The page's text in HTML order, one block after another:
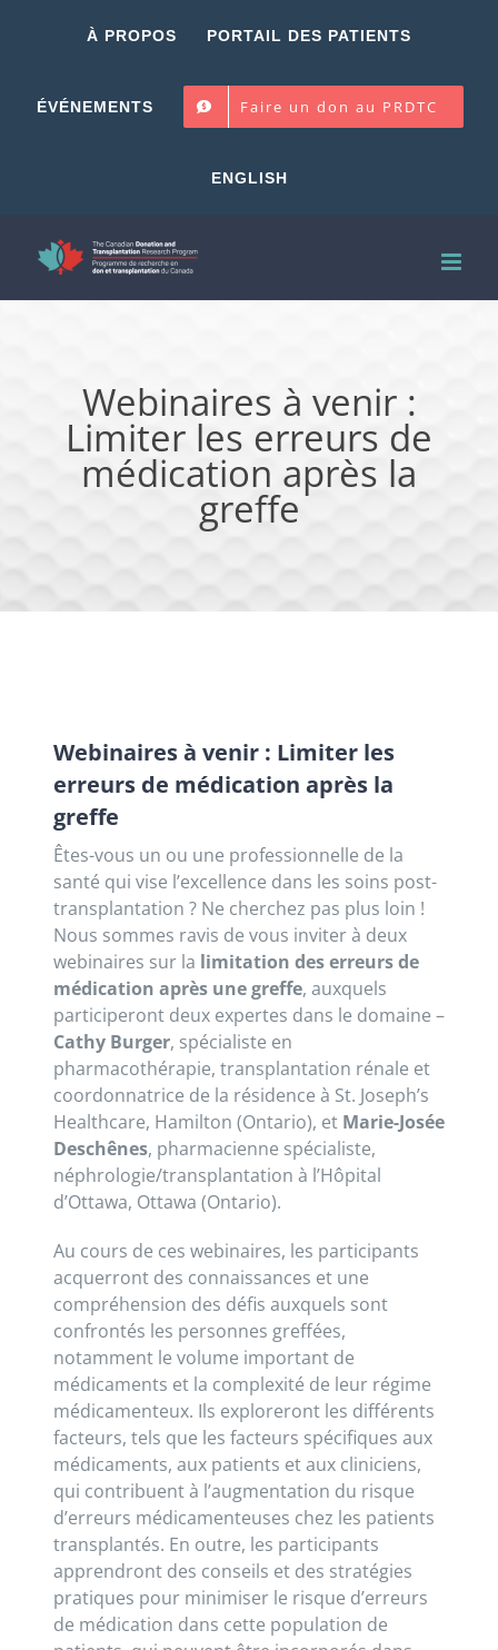
À PROPOS PORTAIL DES PATIENTS
ÉVÉNEMENTS Faire un don au PRDTC
ENGLISH
Webinaires à venir :
Limiter les erreurs de
médication après la
greffe
Webinaires à venir : Limiter les
erreurs de médication après la
greffe
Êtes-vous un ou une professionnelle de la
santé qui vise l’excellence dans les soins post-
transplantation ? Ne cherchez pas plus loin !
Nous sommes ravis de vous inviter à deux
webinaires sur la limitation des erreurs de
médication après une greffe, auxquels
participeront deux expertes dans le domaine –
Cathy Burger, spécialiste en
pharmacothérapie, transplantation rénale et
coordonnatrice de la résidence à St. Joseph’s
Healthcare, Hamilton (Ontario), et Marie-Josée
Deschênes, pharmacienne spécialiste,
néphrologie/transplantation à l’Hôpital
d’Ottawa, Ottawa (Ontario).
Au cours de ces webinaires, les participants
acquerront des connaissances et une
compréhension des défis auxquels sont
confrontés les personnes greffées,
notamment le volume important de
médicaments et la complexité de leur régime
médicamenteux. Ils exploreront les différents
facteurs, tels que les facteurs spécifiques aux
médicaments, aux patients et aux cliniciens,
qui contribuent à l’augmentation du risque
d’erreurs médicamenteuses chez les patients
transplantés. En outre, les participants
apprendront des conseils et des stratégies
pratiques pour minimiser le risque d’erreurs
de médication dans cette population de